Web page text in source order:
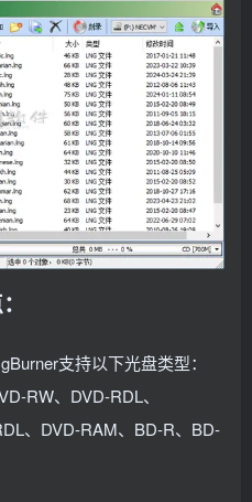
支持以下光盘类型：
RW、DVD-RDL、
、DVD-RAM、BD-R、BD-